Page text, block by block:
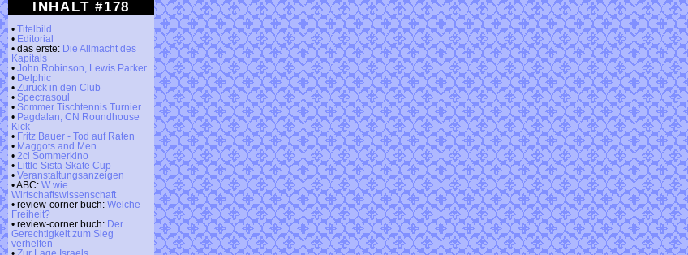
INHALT #178
• Titelbild
• Editorial
• das erste: Die Allmacht des
Kapitals
• John Robinson, Lewis Parker
• Delphic
• Zurück in den Club
• Spectrasoul
• Sommer Tischtennis Turnier
• Pagdalan, CN Roundhouse
Kick
• Fritz Bauer - Tod auf Raten
• Maggots and Men
• 2cl Sommerkino
•
Little Sista Skate Cup
• Veranstaltungsanzeigen
• ABC: W wie
Wirtschaftswissenschaft
• review-corner buch: Welche
Freiheit?
• review-corner buch: Der
Gerechtigkeit zum Sieg
verhelfen